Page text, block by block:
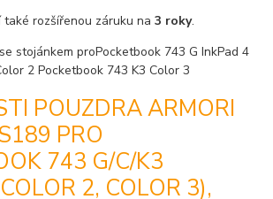
také rozšířenou záruku na3 roky.
POUZDRA ARMORI
PRO
743 G/C/K3
2, COLOR 3),